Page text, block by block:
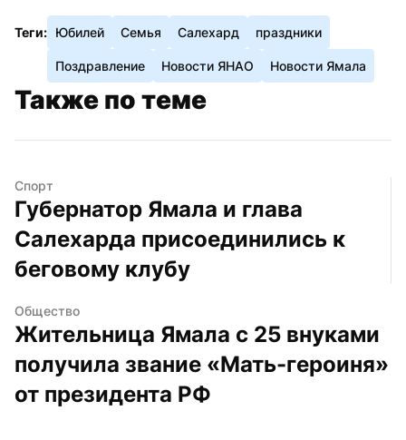
Теги: Юбилей Семья Салехард праздники
Поздравление Новости ЯНАО Новости Ямала
Также по теме
Спорт
Губернатор Ямала и глава
Салехарда присоединились к
беговому клубу
Общество
Жительница Ямала с 25 внуками
получила звание «Мать-героиня»
от президента РФ